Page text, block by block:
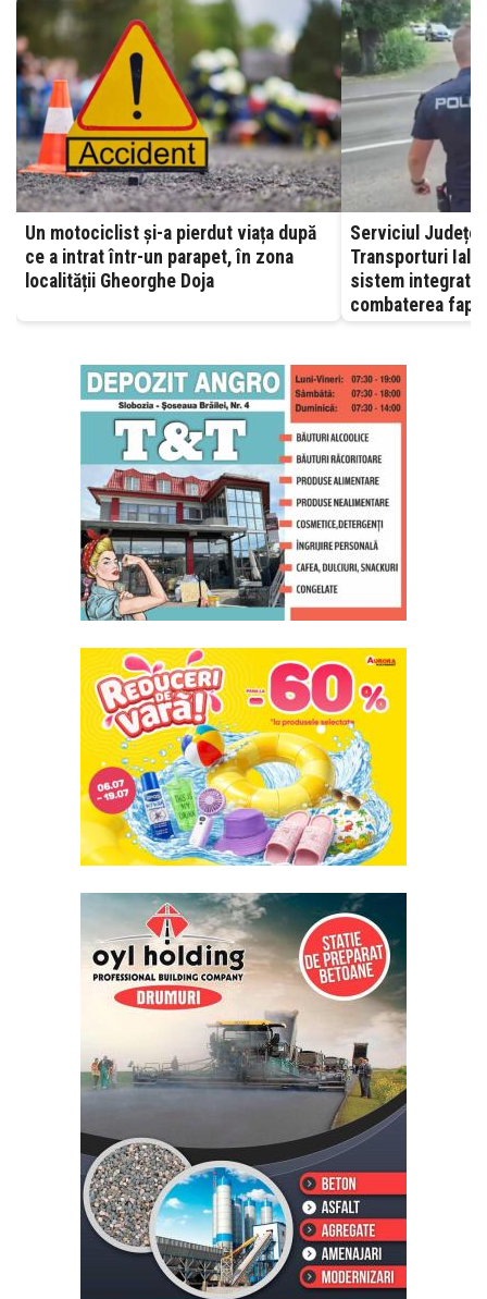
Un motociclist și-a pierdut viața după
ce a intrat într-un parapet, în zona
localității Gheorghe Doja
Serviciul
Transporturi Ialomița –
sistem integrat,
combaterea